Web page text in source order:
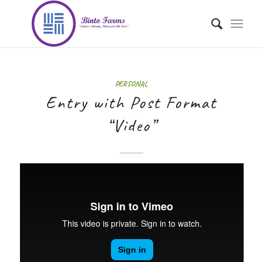
PERSONAL
Entry with Post Format
“Video”